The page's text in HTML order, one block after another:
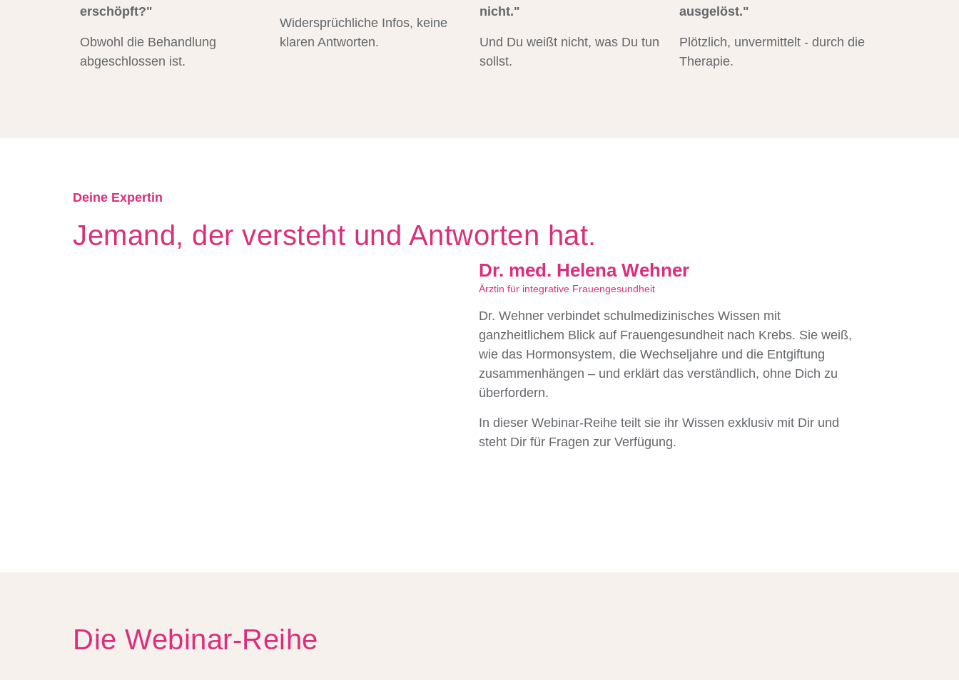
erschöpft?"
Obwohl die Behandlung
abgeschlossen ist.
Widersprüchliche Infos, keine
klaren Antworten.
nicht."
Und Du weißt nicht, was Du tun
sollst.
ausgelöst."
Plötzlich, unvermittelt - durch die
Therapie.
Deine Expertin
Jemand, der versteht und Antworten hat.
Dr. med. Helena Wehner
Ärztin für integrative Frauengesundheit
Dr. Wehner verbindet schulmedizinisches Wissen mit
ganzheitlichem Blick auf Frauengesundheit nach Krebs. Sie weiß,
wie das Hormonsystem, die Wechseljahre und die Entgiftung
zusammenhängen – und erklärt das verständlich, ohne Dich zu
überfordern.
In dieser Webinar-Reihe teilt sie ihr Wissen exklusiv mit Dir und
steht Dir für Fragen zur Verfügung.
Die Webinar-Reihe